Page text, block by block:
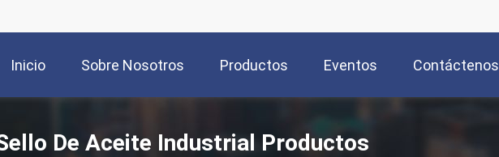
Inicio Sobre Nosotros Productos Eventos Contáctenos
De Aceite Industrial Productos